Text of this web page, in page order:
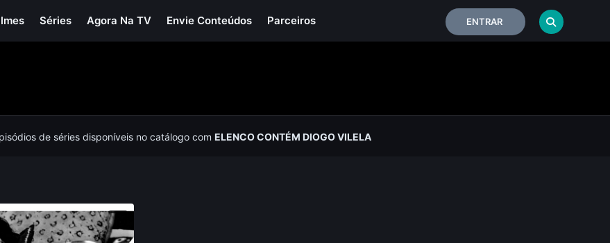
Séries Agora Na TV Envie Conteúdos Parceiros ENTRAR
de séries disponíveis no catálogo comELENCO CONTÉM DIOGO VILELA